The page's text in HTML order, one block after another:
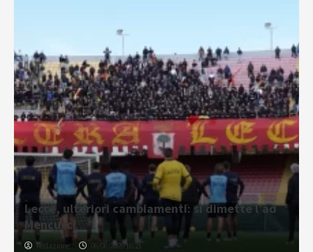
Lecce, ulteriori cambiamenti: si dimette l’ad
Mencucci
Redazione 06/08/2026 16:21